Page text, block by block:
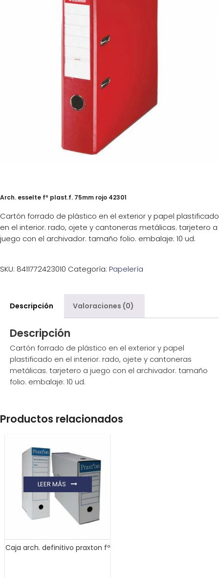
Arch. esselte fº plast.f. 75mm rojo 42301
Cartón forrado de plástico en el exterior y papel plastificado
en el interior. rado, ojete y cantoneras metálicas. tarjetero a
juego con el archivador. tamaño folio. embalaje: 10 ud.
SKU: 8411772423010 Categoría: Papelería
Descripción Valoraciones (0)
Descripción
Cartón forrado de plástico en el exterior y papel
plastificado en el interior. rado, ojete y cantoneras
metálicas. tarjetero a juego con el archivador. tamaño
folio. embalaje: 10 ud.
Productos relacionados
Caja arch. definitivo praxton fº
LEER MÁS